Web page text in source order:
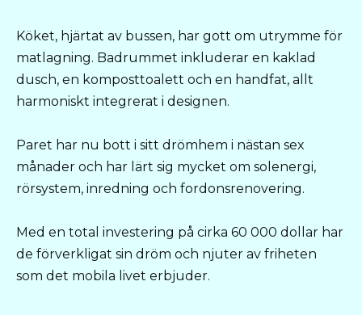
Köket, hjärtat av bussen, har gott om utrymme för
matlagning. Badrummet inkluderar en kaklad
dusch, en komposttoalett och en handfat, allt
harmoniskt integrerat i designen.
Paret har nu bott i sitt drömhem i nästan sex
månader och har lärt sig mycket om solenergi,
rörsystem, inredning och fordonsrenovering.
Med en total investering på cirka 60 000 dollar har
de förverkligat sin dröm och njuter av friheten
som det mobila livet erbjuder.